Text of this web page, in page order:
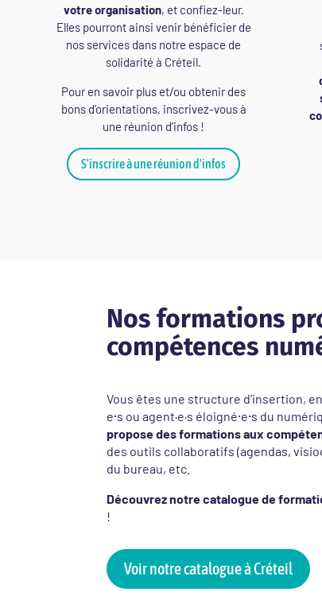
votre organisation, et confiez-leur.
Elles pourront ainsi venir bénéficier de
nos services dans notre espace de
solidarité à Créteil.
Pour en savoir plus et/ou obtenir des
bons d’orientations, inscrivez-vous à
une réunion d’infos !
S'inscrire à une réunion d'infos
Nos formations
compétences
Vous êtes une structure d’insertion,
e⸱s ou agent·e·s éloigné⸱e⸱s du
propose des formations aux
des outils collaboratifs (agendas,
du bureau, etc.
Découvrez notre catalogue de
!
Voir notre catalogue à Créteil